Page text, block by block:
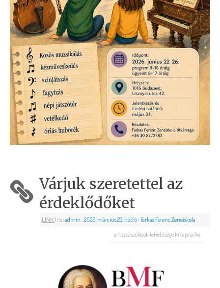
Várjuk szeretettel az
érdeklődőket
LINK Írta:admin 2026. március 23. hétfő Farkas Ferenc Zeneiskola
a hozzászólások lehetősége kikapcsolva